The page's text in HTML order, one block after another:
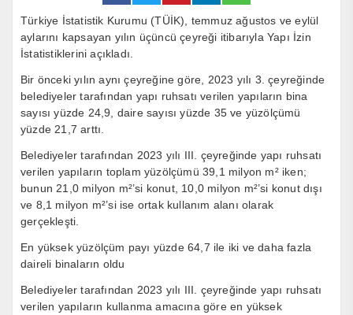
Türkiye İstatistik Kurumu (TÜİK), temmuz ağustos ve eylül
aylarını kapsayan yılın üçüncü çeyreği itibarıyla Yapı İzin
İstatistiklerini açıkladı.
Bir önceki yılın aynı çeyreğine göre, 2023 yılı 3. çeyreğinde
belediyeler tarafından yapı ruhsatı verilen yapıların bina
sayısı yüzde 24,9, daire sayısı yüzde 35 ve yüzölçümü
yüzde 21,7 arttı.
Belediyeler tarafından 2023 yılı III. çeyreğinde yapı ruhsatı
verilen yapıların toplam yüzölçümü 39,1 milyon m² iken;
bunun 21,0 milyon m²’si konut, 10,0 milyon m²’si konut dışı
ve 8,1 milyon m²’si ise ortak kullanım alanı olarak
gerçekleşti.
En yüksek yüzölçüm payı yüzde 64,7 ile iki ve daha fazla
daireli binaların oldu
Belediyeler tarafından 2023 yılı III. çeyreğinde yapı ruhsatı
verilen yapıların kullanma amacına göre en yüksek